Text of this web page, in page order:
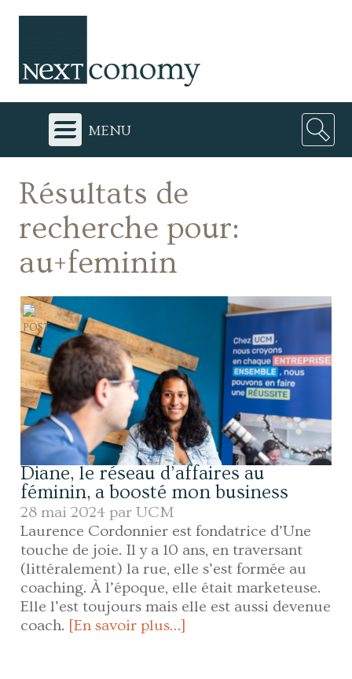
menu
Résultats de
recherche pour:
au+feminin
Diane, le réseau d’affaires au
féminin, a boosté mon business
28 mai 2024 parUCM
Laurence Cordonnier est fondatrice d’Une
touche de joie. Il y a 10 ans, en traversant
(littéralement) la rue, elle s’est formée au
coaching. À l’époque, elle était marketeuse.
Elle l’est toujours mais elle est aussi devenue
coach. [En savoir plus…]